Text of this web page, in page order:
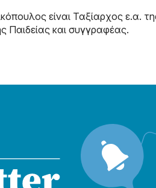
είναι Ταξίαρχος ε.α.
Παιδείας και συγγραφέας.